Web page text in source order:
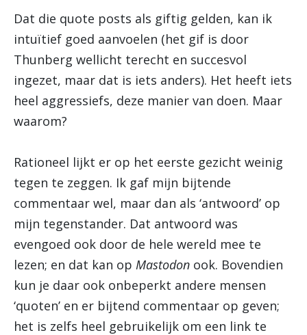
Dat die quote posts als giftig gelden, kan ik
intuïtief goed aanvoelen (het gif is door
Thunberg wellicht terecht en succesvol
ingezet, maar dat is iets anders). Het heeft iets
heel aggressiefs, deze manier van doen. Maar
waarom?
Rationeel lijkt er op het eerste gezicht weinig
tegen te zeggen. Ik gaf mijn bijtende
commentaar wel, maar dan als ‘antwoord’ op
mijn tegenstander. Dat antwoord was
evengoed ook door de hele wereld mee te
lezen; en dat kan op Mastodon ook. Bovendien
kun je daar ook onbeperkt andere mensen
‘quoten’ en er bijtend commentaar op geven;
het is zelfs heel gebruikelijk om een link te